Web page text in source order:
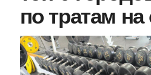
по тратам на